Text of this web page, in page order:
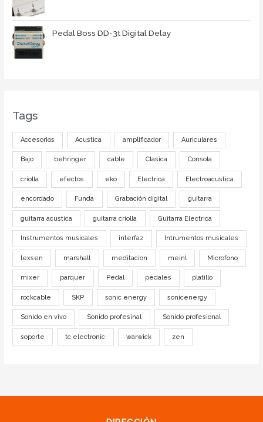
Pedal Boss DD-3t Digital Delay
Tags
Accesorios Acustica amplificador Auriculares
Bajo behringer cable Clasica Consola
criolla efectos eko Electrica Electroacustica
encordado Funda Grabación digital guitarra
guitarra acustica guitarra criolla Guitarra Electrica
Instrumentos musicales interfaz Intrumentos musicales
lexsen marshall meditacion meinl Microfono
mixer parquer Pedal pedales platillo
rockcable SKP sonic energy sonicenergy
Sonido en vivo Sonido profesinal Sonido profesional
soporte tc electronic warwick zen